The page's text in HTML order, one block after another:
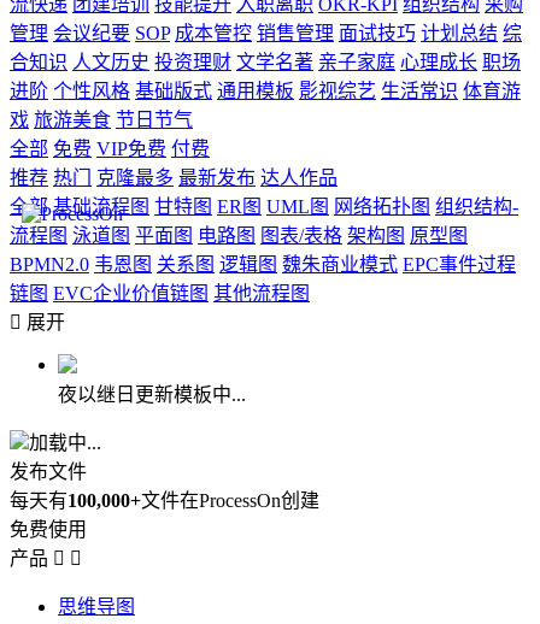
流快递 团建培训 技能提升 入职离职 OKR-KPI 组织结构 采购
管理 会议纪要 SOP 成本管控 销售管理 面试技巧 计划总结 综
合知识 人文历史 投资理财 文学名著 亲子家庭 心理成长 职场
进阶 个性风格 基础版式 通用模板 影视综艺 生活常识 体育游
戏 旅游美食 节日节气
全部 免费 VIP免费 付费
推荐 热门 克隆最多 最新发布 达人作品
全部 基础流程图 甘特图 ER图 UML图 网络拓扑图 组织结构-
流程图 泳道图 平面图 电路图 图表/表格 架构图 原型图
BPMN2.0 韦恩图 关系图 逻辑图 魏朱商业模式 EPC事件过程
链图 EVC企业价值链图 其他流程图
 展开
夜以继日更新模板中...
加载中...
发布文件
每天有100,000+文件在ProcessOn创建
免费使用
产品  
思维导图